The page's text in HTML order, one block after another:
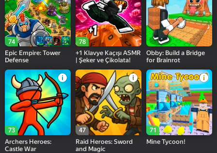
74
Epic Empire: Tower
Defense
78
+1 Klavye Kaçışı ASMR
| Şeker ve Çikolata!
Obby: Build a Bridge
for Brainrot
73
Archers Heroes:
Castle War
47
Raid Heroes: Sword
and Magic
71
Mine Tycoon!